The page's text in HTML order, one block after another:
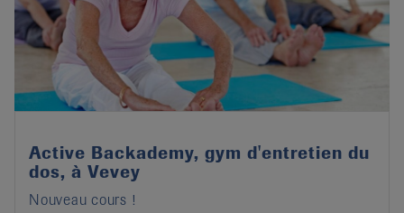
Active Backademy, gym d'entretien du
dos, à Vevey
Nouveau cours !